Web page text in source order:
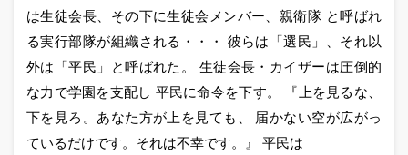
は生徒会長、その下に生徒会メンバー、親衛隊 と呼ばれ
る実行部隊が組織される・・・ 彼らは「選民」、それ以
外は「平民」と呼ばれた。 生徒会長・カイザーは圧倒的
な力で学園を支配し 平民に命令を下す。 『上を見るな、
下を見ろ。あなた方が上を見ても、 届かない空が広がっ
ているだけです。それは不幸です。』 平民は